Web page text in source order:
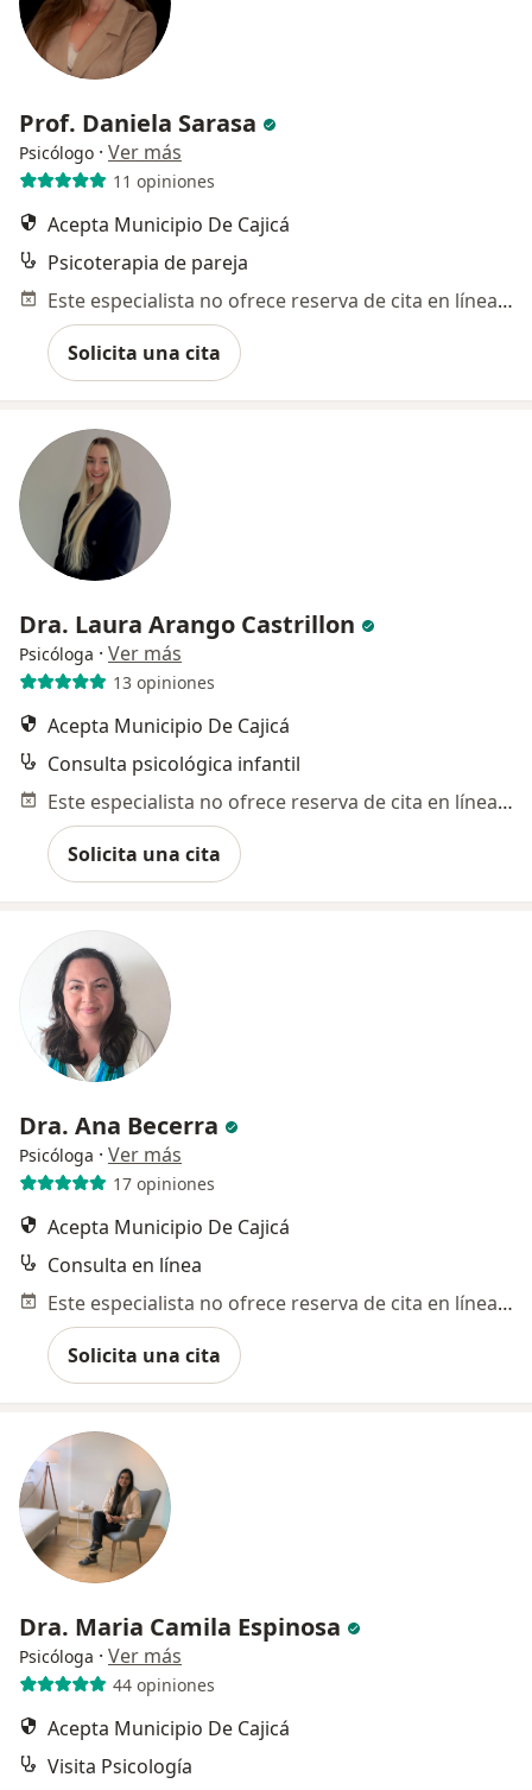
Prof. Daniela Sarasa
Psicólogo · Ver más
11 opiniones
Acepta Municipio De Cajicá
Psicoterapia de pareja
Este especialista no ofrece reserva de cita en línea en esta dirección.
Solicita una cita
Dra. Laura Arango Castrillon
Psicóloga · Ver más
13 opiniones
Acepta Municipio De Cajicá
Consulta psicológica infantil
Este especialista no ofrece reserva de cita en línea en esta dirección.
Solicita una cita
Dra. Ana Becerra
Psicóloga · Ver más
17 opiniones
Acepta Municipio De Cajicá
Consulta en línea
Este especialista no ofrece reserva de cita en línea en esta dirección.
Solicita una cita
Dra. Maria Camila Espinosa
Psicóloga · Ver más
44 opiniones
Acepta Municipio De Cajicá
Visita Psicología